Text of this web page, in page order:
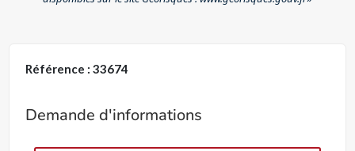
Référence : 33674
Demande d'informations